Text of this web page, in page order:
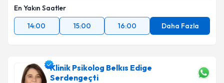
En Yakın Saatler
14:00
15:00 16:00 Daha Fazla
Klinik Psikolog Belkıs Edige
Serdengeçti